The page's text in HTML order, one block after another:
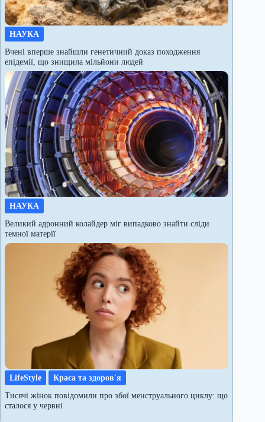
НАУКА
Вчені вперше знайшли генетичний доказ походження
епідемії, що знищила мільйони людей
НАУКА
Великий адронний колайдер міг випадково знайти сліди
темної матерії
LifeStyle
Краса та здоров'я
Тисячі жінок повідомили про збої менструального циклу: що
сталося у червні